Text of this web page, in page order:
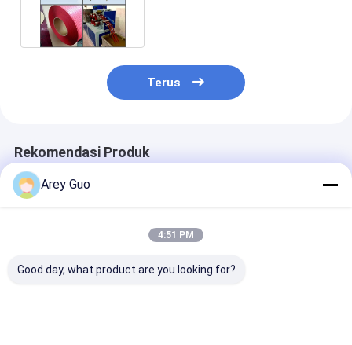
Terus
Rekomendasi Produk
Arey Guo
4:51 PM
Good day, what product are you looking for?